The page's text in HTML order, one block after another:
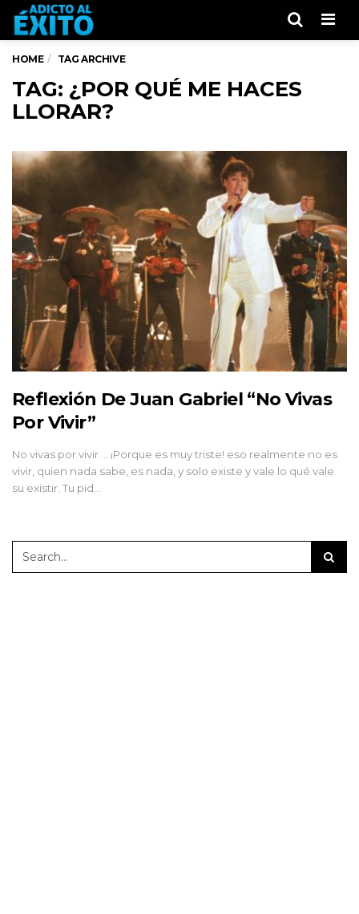
HOME TAG ARCHIVE
TAG: ¿POR QUÉ ME HACES
LLORAR?
Reflexión De Juan Gabriel “No Vivas
Por Vivir”
No vivas por vivir ... ¡Porque es muy triste! eso realmente no es
vivir, quien nada sabe, es nada, y solo existe y vale lo qué vale
su existir. Tu pid…